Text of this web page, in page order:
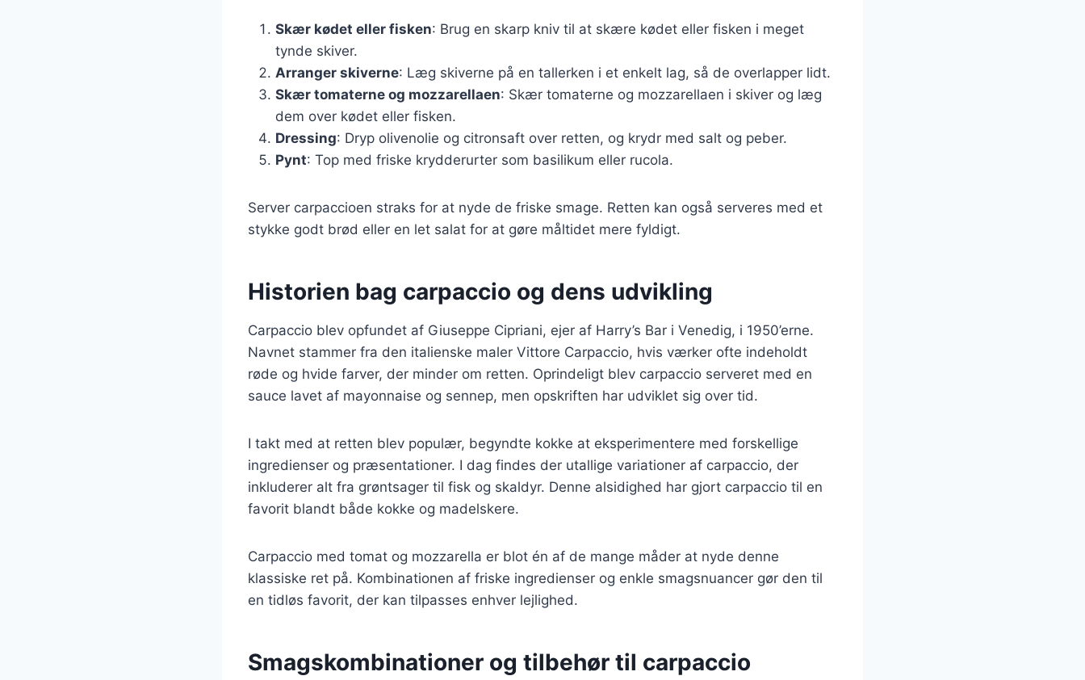
Skær kødet eller fisken: Brug en skarp kniv til at skære kødet eller fisken i meget
tynde skiver.
Arranger skiverne: Læg skiverne på en tallerken i et enkelt lag, så de overlapper lidt.
Skær tomaterne og mozzarellaen: Skær tomaterne og mozzarellaen i skiver og læg
dem over kødet eller fisken.
Dressing: Dryp olivenolie og citronsaft over retten, og krydr med salt og peber.
Pynt: Top med friske krydderurter som basilikum eller rucola.
Server carpaccioen straks for at nyde de friske smage. Retten kan også serveres med et
stykke godt brød eller en let salat for at gøre måltidet mere fyldigt.
Historien bag carpaccio og dens udvikling
Carpaccio blev opfundet af Giuseppe Cipriani, ejer af Harry’s Bar i Venedig, i 1950’erne.
Navnet stammer fra den italienske maler Vittore Carpaccio, hvis værker ofte indeholdt
røde og hvide farver, der minder om retten. Oprindeligt blev carpaccio serveret med en
sauce lavet af mayonnaise og sennep, men opskriften har udviklet sig over tid.
I takt med at retten blev populær, begyndte kokke at eksperimentere med forskellige
ingredienser og præsentationer. I dag findes der utallige variationer af carpaccio, der
inkluderer alt fra grøntsager til fisk og skaldyr. Denne alsidighed har gjort carpaccio til en
favorit blandt både kokke og madelskere.
Carpaccio med tomat og mozzarella er blot én af de mange måder at nyde denne
klassiske ret på. Kombinationen af friske ingredienser og enkle smagsnuancer gør den til
en tidløs favorit, der kan tilpasses enhver lejlighed.
Smagskombinationer og tilbehør til carpaccio